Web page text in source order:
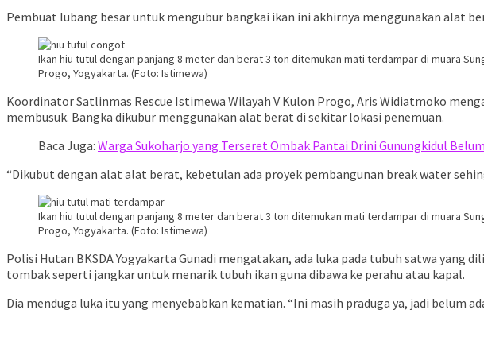
Pembuat lubang besar untuk mengubur bangkai ikan ini akhirnya menggunakan alat
Ikan hiu tutul dengan panjang 8 meter dan berat 3 ton ditemukan mati terdampar di muara
Progo, Yogyakarta. (Foto: Istimewa)
Koordinator Satlinmas Rescue Istimewa Wilayah V Kulon Progo, Aris Widiatmoko
membusuk. Bangka dikubur menggunakan alat berat di sekitar lokasi penemuan.
Baca Juga: Warga Sukoharjo yang Terseret Ombak Pantai Drini Gunungkidul
“Dikubut dengan alat alat berat, kebetulan ada proyek pembangunan break water
Ikan hiu tutul dengan panjang 8 meter dan berat 3 ton ditemukan mati terdampar di muara
Progo, Yogyakarta. (Foto: Istimewa)
Polisi Hutan BKSDA Yogyakarta Gunadi mengatakan, ada luka pada tubuh satwa
tombak seperti jangkar untuk menarik tubuh ikan guna dibawa ke perahu atau kapal.
Dia menduga luka itu yang menyebabkan kematian. “Ini masih praduga ya, jadi belum